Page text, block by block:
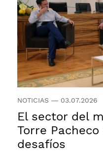
NOTICIAS — 03.07.2026
El sector del
Torre
desafíos